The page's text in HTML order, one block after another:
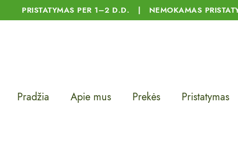
PRISTATYMAS PER 1–2 D.D. | NEMOKAMAS
Pradžia Apie mus Prekės Pristatymas